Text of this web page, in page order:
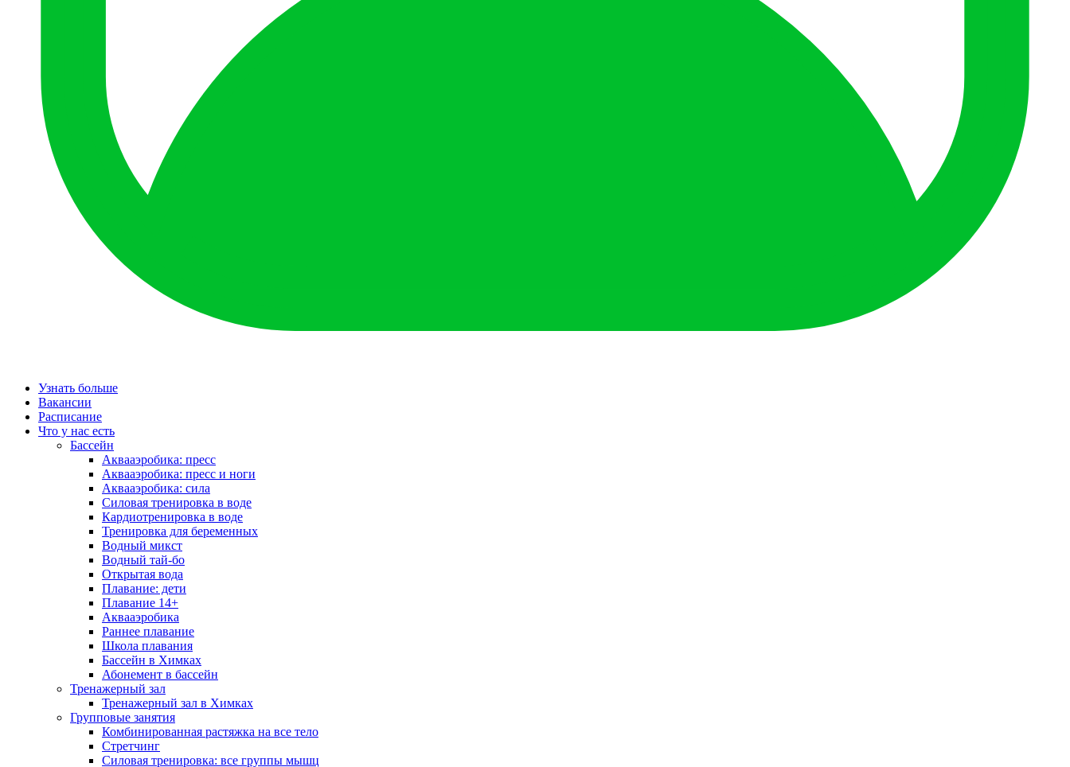
Узнать больше
Вакансии
Расписание
Что у нас есть
Бассейн
Аквааэробика: пресс
Аквааэробика: пресс и ноги
Аквааэробика: сила
Силовая тренировка в воде
Кардиотренировка в воде
Тренировка для беременных
Водный микст
Водный тай-бо
Открытая вода
Плавание: дети
Плавание 14+
Аквааэробика
Раннее плавание
Школа плавания
Бассейн в Химках
Абонемент в бассейн
Тренажерный зал
Тренажерный зал в Химках
Групповые занятия
Комбинированная растяжка на все тело
Стретчинг
Силовая тренировка: все группы мышц